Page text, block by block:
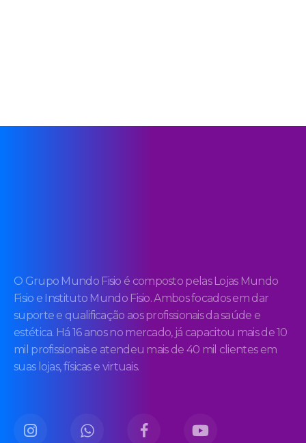
O Grupo Mundo Fisio é composto pelas Lojas Mundo
Fisio e Instituto Mundo Fisio. Ambos focados em dar
suporte e qualificação aos profissionais da saúde e
estética. Há 16 anos no mercado, já capacitou mais de 10
mil profissionais e atendeu mais de 40 mil clientes em
suas lojas, físicas e virtuais.